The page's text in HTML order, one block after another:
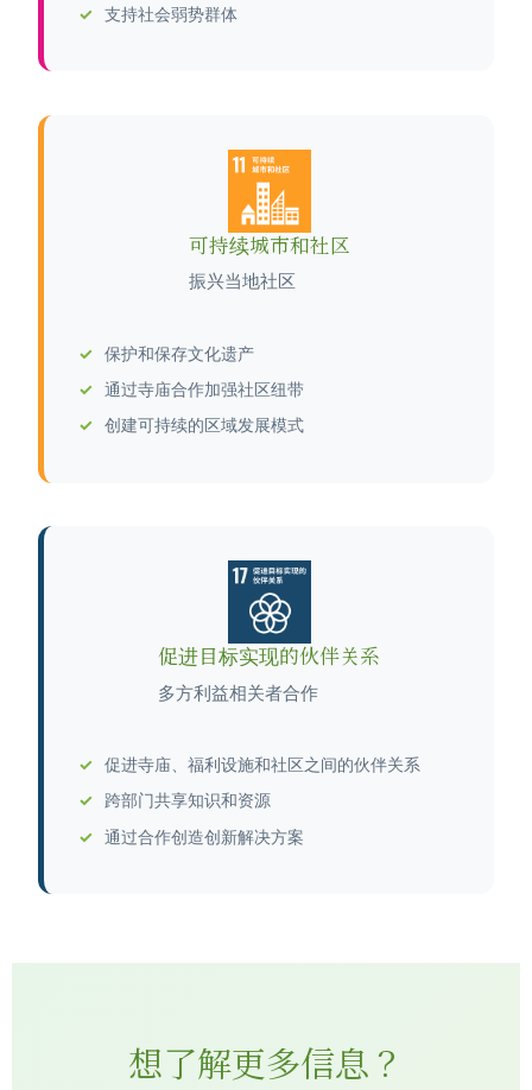
支持社会弱势群体
可持续城市和社区
振兴当地社区
保护和保存文化遗产
通过寺庙合作加强社区纽带
创建可持续的区域发展模式
促进目标实现的伙伴关系
多方利益相关者合作
促进寺庙、福利设施和社区之间的伙伴关系
跨部门共享知识和资源
通过合作创造创新解决方案
想了解更多信息？